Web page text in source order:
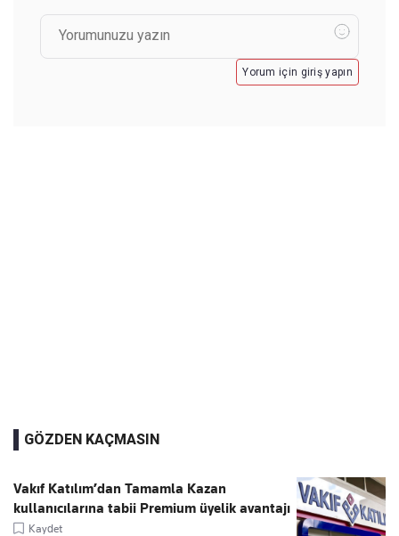
Yorum için giriş yapın
GÖZDEN KAÇMASIN
Vakıf Katılım’dan Tamamla Kazan
kullanıcılarına tabii Premium üyelik avantajı
Kaydet